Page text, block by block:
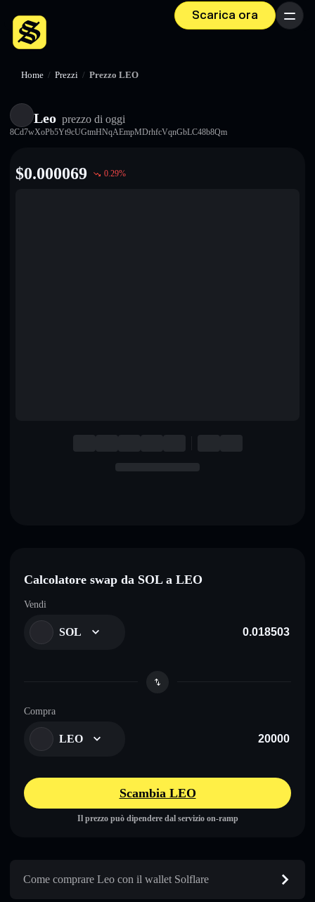
Scarica ora Menu
Home / Prezzi / Prezzo LEO
Leo prezzo di oggi
8Cd7wXoPb5Yt9cUGtmHNqAEmpMDrhfcVqnGbLC48b8Qm
$0.000069 0.29%
Calcolatore swap da SOL a LEO
Vendi
SOL
Compra
LEO
Scambia LEO
Il prezzo può dipendere dal servizio on-ramp
Come comprare Leo con il wallet Solflare